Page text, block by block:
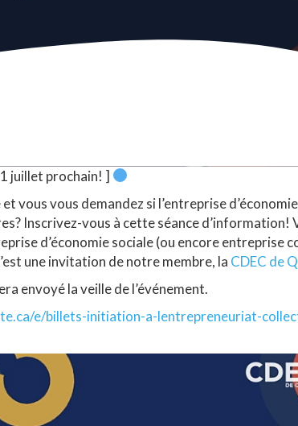
juillet prochain! ]
vous vous demandez si l’entreprise
Inscrivez-vous à cette séance d’information!
d’économie sociale (ou encore entreprise
une invitation de notre membre, la CDEC de
envoyé la veille de l’événement.
e/billets-initiation-a-lentrepreneuriat-